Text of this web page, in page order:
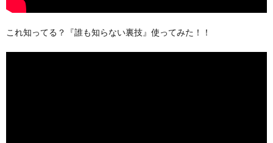
これ知ってる？『誰も知らない裏技』使ってみた！！